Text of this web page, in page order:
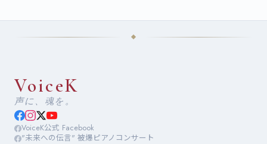
VoiceK
声に、魂を。
VoiceK公式 Facebook
"未来への伝言" 被爆ピアノコンサート